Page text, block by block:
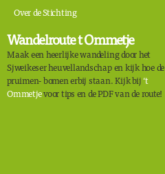
Over de Stichting
Wandelroute t Ommetje
Maak een heerlijke wandeling door het
Sjweikeser heuvellandschap en kijk hoe de
pruimen- bomen erbij staan. Kijk bij‘t
Ommetjevoor tips en de PDF van de route!